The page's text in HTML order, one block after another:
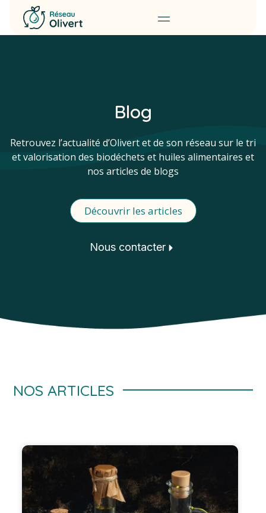
Blog
Retrouvez l’actualité d’Olivert et de son réseau sur le tri
et valorisation des biodéchets et huiles alimentaires et
nos articles de blogs
Découvrir les articles
Nous contacter
NOS ARTICLES